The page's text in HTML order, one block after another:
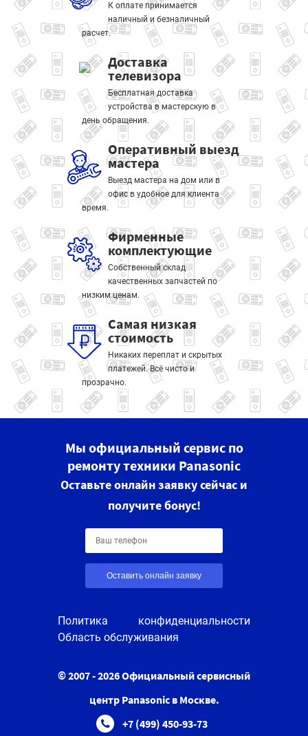
К оплате принимается
наличный и безналичный
расчет.
Доставка
телевизора
Бесплатная доставка
устройства в мастерскую в
день обращения.
Оперативный выезд
мастера
Выезд мастера на дом или в
офис в удобное для клиента
время.
Фирменные
комплектующие
Собственный склад
качественных запчастей по
низким ценам.
Самая низкая
стоимость
Никаких переплат и скрытых
платежей. Всё чисто и
прозрачно.
Мы официальный сервис по
ремонту техники Panasonic
Оставьте онлайн заявку сейчас и
получите бонус!
Оставить онлайн заявку
Политика конфиденциальности
Область обслуживания
© 2007 - 2026 Официальный сервисный
центр Panasonic в Москве.
+7 (499) 450-93-73